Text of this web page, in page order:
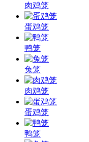
肉鸡笼
蛋鸡笼
鸭笼
兔笼
肉鸡笼
蛋鸡笼
鸭笼